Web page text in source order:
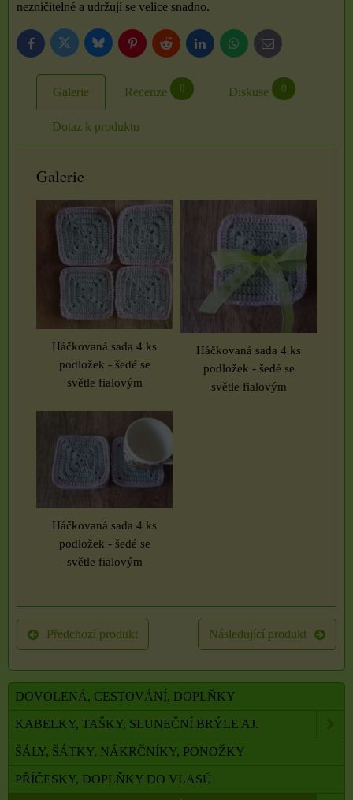
nezničitelné a udržují se velice snadno.
FacebookTwitter BlueskyPinterestReddit LinkedInWhatsApp
E-
mail
Galerie Recenze 0 Diskuse 0
Dotaz k produktu
Galerie
Háčkovaná sada 4 ks
podložek - šedé se
světle fialovým
Háčkovaná sada 4 ks
podložek - šedé se
světle fialovým
Háčkovaná sada 4 ks
podložek - šedé se
světle fialovým
Předchozí produkt Následující produkt
DOVOLENÁ, CESTOVÁNÍ, DOPLŇKY
KABELKY, TAŠKY, SLUNEČNÍ BRÝLE AJ.
ŠÁLY, ŠÁTKY, NÁKRČNÍKY, PONOŽKY
PŘÍČESKY, DOPLŇKY DO VLASŮ